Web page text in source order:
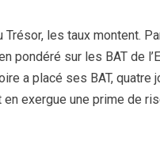
les taux montent.
pondéré sur les BAT de
a placé ses BAT, quatre
en exergue une prime de